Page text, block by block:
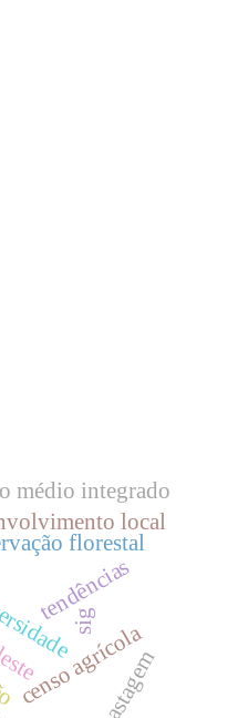
florestal
censo agrícola
tendências
local
médio integrado
pastagem
sig